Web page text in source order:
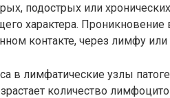
подострых или
характера. Проникновение
контакте, через лимфу или
в лимфатические узлы
количество